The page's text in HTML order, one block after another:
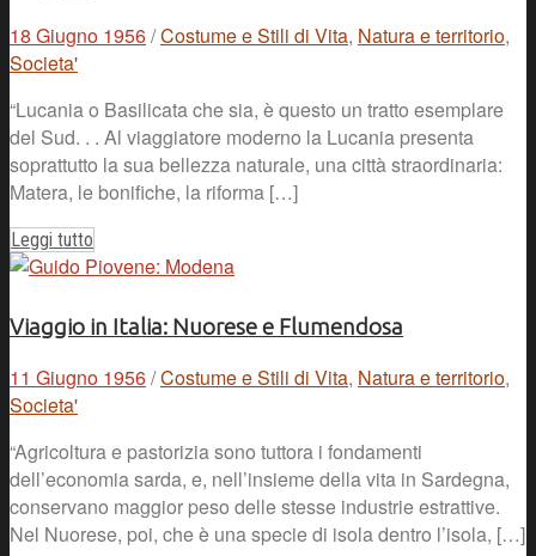
18 Giugno 1956/Costume e Stili di Vita, Natura e territorio,
Societa'
“Lucania o Basilicata che sia, è questo un tratto esemplare
del Sud. . . Al viaggiatore moderno la Lucania presenta
soprattutto la sua bellezza naturale, una città straordinaria:
Matera, le bonifiche, la riforma […]
Leggi tutto
Viaggio in Italia: Nuorese e Flumendosa
11 Giugno 1956/Costume e Stili di Vita, Natura e territorio,
Societa'
“Agricoltura e pastorizia sono tuttora i fondamenti
dell’economia sarda, e, nell’insieme della vita in Sardegna,
conservano maggior peso delle stesse industrie estrattive.
Nel Nuorese, poi, che è una specie di isola dentro l’isola, […]